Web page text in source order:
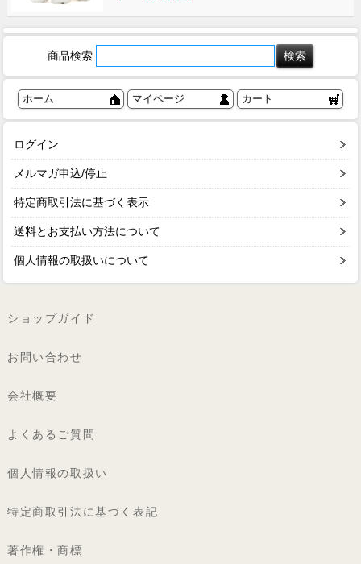
商品検索
ホーム マイページ カート
ログイン
メルマガ申込/停止
特定商取引法に基づく表示
送料とお支払い方法について
個人情報の取扱いについて
ショップガイド
お問い合わせ
会社概要
よくあるご質問
個人情報の取扱い
特定商取引法に基づく表記
著作権・商標